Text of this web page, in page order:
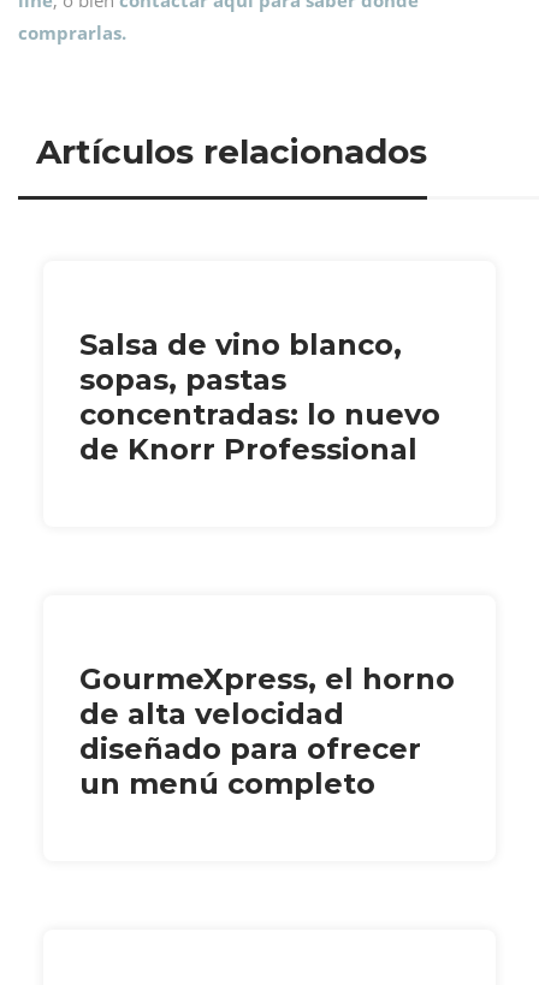
comprarlas.
Artículos relacionados
Salsa de vino blanco,
sopas, pastas
concentradas: lo nuevo
de Knorr Professional
GourmeXpress, el horno
de alta velocidad
diseñado para ofrecer
un menú completo